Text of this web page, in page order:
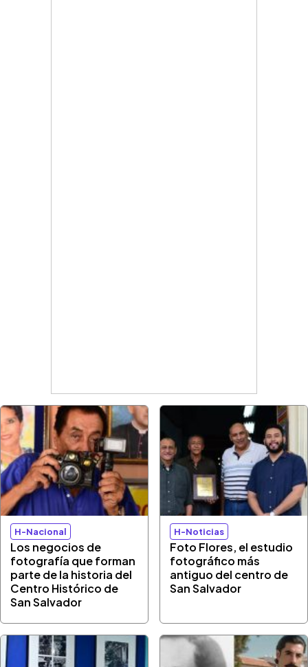
H-Nacional
Los negocios de
fotografía que forman
parte de la historia del
Centro Histórico de
San Salvador
H-Noticias
Foto Flores, el estudio
fotográfico más
antiguo del centro de
San Salvador